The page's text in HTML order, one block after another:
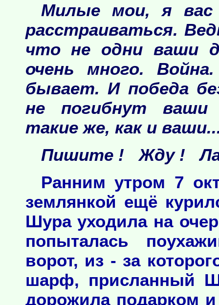
Милые мои, я вас
расстраиваться.
что не одни ваши
очень много.
бывает. И победа
не погибнут ваши
такие же, как и
Пишите ! Жду !
Ранним утром 7
землянкой ещё
Шура уходила на
попыталась
ворот, из - за
шарф, присланный
дорожила подарком и